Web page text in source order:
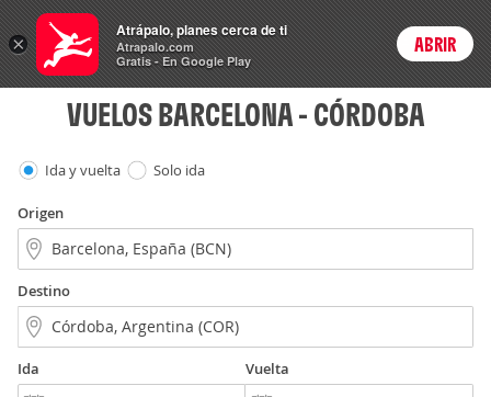
Vuelos Precios enPeso
ARSCambiar moneda
Login
VUELOS BARCELONA - CÓRDOBA
Ida y vuelta Solo ida
Origen
Destino
Ida Vuelta
×
Atrápalo, planes cerca de ti
Atrapalo.com
Gratis - En Google Play
ABRIR